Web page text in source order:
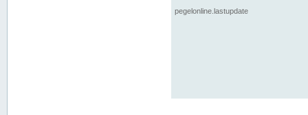
pegelonline.lastupdate